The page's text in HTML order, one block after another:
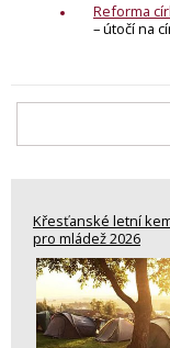
Reforma
– útočí na
Křesťanské letní
pro mládež 2026